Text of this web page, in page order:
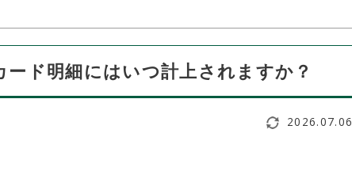
ド明細にはいつ計上されますか？
2026.07.06